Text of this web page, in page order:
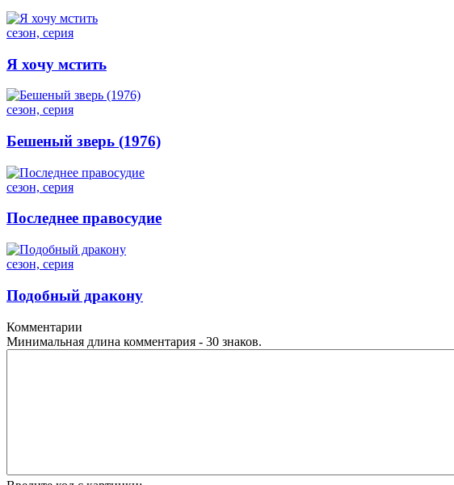
сезон, серия
Я хочу мстить
сезон, серия
Бешеный зверь (1976)
сезон, серия
Последнее правосудие
сезон, серия
Подобный дракону
Комментарии
Минимальная длина комментария - 30 знаков.